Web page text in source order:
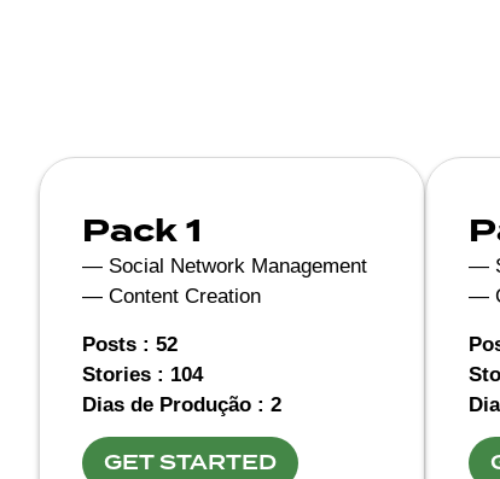
Pack 1
— Social Network Management
— Content Creation
Posts : 52
Stories : 104
Dias de Produção : 2
GET STARTED
—
—